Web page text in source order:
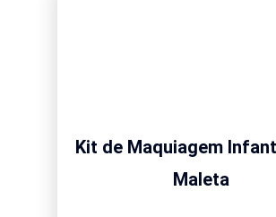
Kit de Maquiagem
Maleta